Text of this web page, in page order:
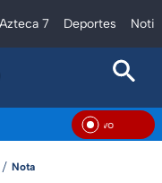
Azteca 7 Deportes
En
Nota